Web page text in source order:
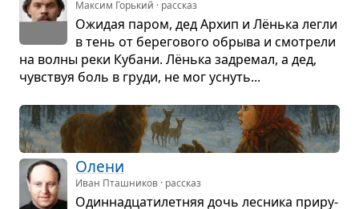
Максим Горький · рассказ
Ожи­дая паром, дед Архип и Лёнька легли
в тень от бере­го­вого обрыва и смот­рели
на волны реки Кубани. Лёнька задре­мал, а дед,
чув­ствуя боль в груди, не мог уснуть...
Олени
Иван Пташников · рассказ
Один­надца­ти­лет­няя дочь лес­ника при­ру­